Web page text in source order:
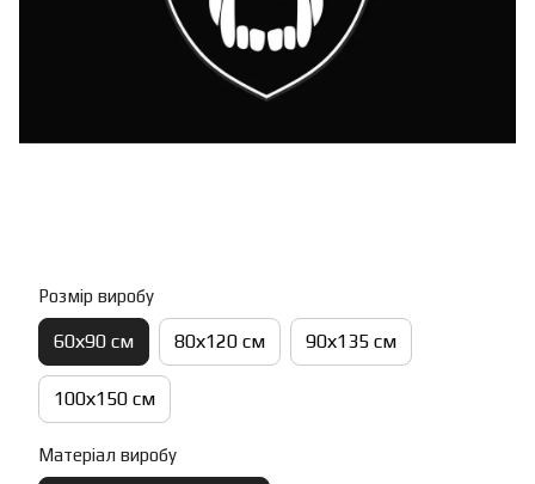
Розмір виробу
60х90 см 80х120 см 90х135 см
100х150 см
Матеріал виробу